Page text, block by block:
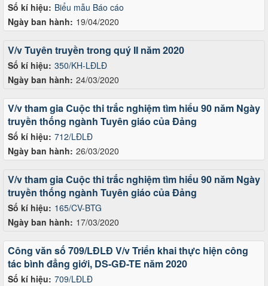
Số kí hiệu: Biểu mẫu Báo cáo
Ngày ban hành: 19/04/2020
Số kí hiệu: 350/KH-LĐLĐ
Ngày ban hành: 24/03/2020
V/v Tuyên truyền trong quý II năm 2020
Số kí hiệu: 712/LĐLĐ
Ngày ban hành: 26/03/2020
V/v tham gia Cuộc thi trắc nghiệm tìm hiểu 90 năm Ngày
truyền thống ngành Tuyên giáo của Đảng
Số kí hiệu: 165/CV-BTG
Ngày ban hành: 17/03/2020
V/v tham gia Cuộc thi trắc nghiệm tìm hiểu 90 năm Ngày
truyền thống ngành Tuyên giáo của Đảng
Số kí hiệu: 709/LĐLĐ
Công văn số 709/LĐLĐ V/v Triển khai thực hiện công
tác bình đẳng giới, DS-GĐ-TE năm 2020